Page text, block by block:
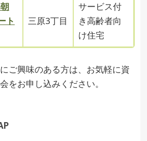
ト
三原3丁目
サービス付
き高齢者向
け住宅
ご興味のある方は、お気軽に資
をお申し込みください。